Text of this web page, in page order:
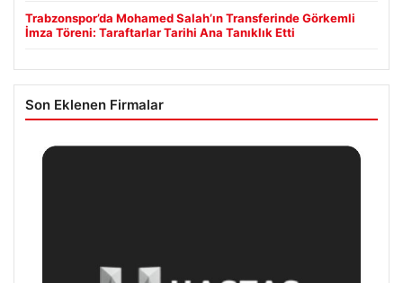
Trabzonspor’da Mohamed Salah’ın Transferinde Görkemli
İmza Töreni: Taraftarlar Tarihi Ana Tanıklık Etti
Son Eklenen Firmalar